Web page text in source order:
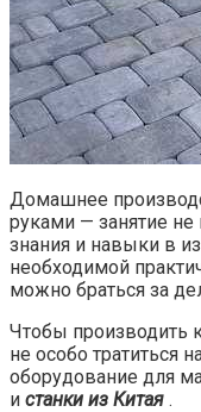
Домашнее
руками — занятие не
знания и навыки в
необходимой
можно браться за
Чтобы производить
не особо тратиться
оборудование для
и станки из Китая .